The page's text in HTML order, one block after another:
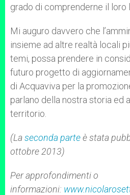
grado di comprenderne il loro
Mi auguro davvero che
insieme ad altre realtà locali
temi, possa prendere in
futuro progetto di
di Acquaviva per la
parlano della nostra storia ed
territorio.
(Laseconda parteè stata
ottobre 2013)
Per approfondimenti o
informazioni: